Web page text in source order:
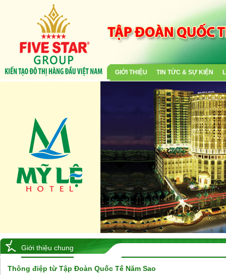
GIỚI THIỆU TIN TỨC & SỰ KIỆN
Giới thiệu chung
Thông điệp từ Tập Đoàn Quốc Tế Năm Sao